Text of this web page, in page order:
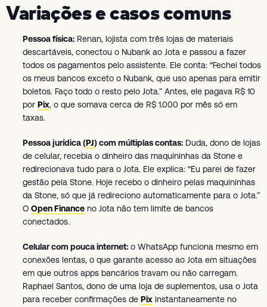
Variações e casos comuns
Pessoa física: Renan, lojista com três lojas de materiais
descartáveis, conectou o Nubank ao Jota e passou a fazer
todos os pagamentos pelo assistente. Ele conta: “Fechei todos
os meus bancos exceto o Nubank, que uso apenas para emitir
boletos. Faço todo o resto pelo Jota.” Antes, ele pagava R$ 10
por Pix, o que somava cerca de R$ 1.000 por mês só em
taxas.
Pessoa jurídica (PJ) com múltiplas contas: Duda, dono de lojas
de celular, recebia o dinheiro das maquininhas da Stone e
redirecionava tudo para o Jota. Ele explica: “Eu parei de fazer
gestão pela Stone. Hoje recebo o dinheiro pelas maquininhas
da Stone, só que já redireciono automaticamente para o Jota.”
O Open Finance no Jota não tem limite de bancos
conectados.
Celular com pouca internet: o WhatsApp funciona mesmo em
conexões lentas, o que garante acesso ao Jota em situações
em que outros apps bancários travam ou não carregam.
Raphael Santos, dono de uma loja de suplementos, usa o Jota
para receber confirmações de Pix instantaneamente no